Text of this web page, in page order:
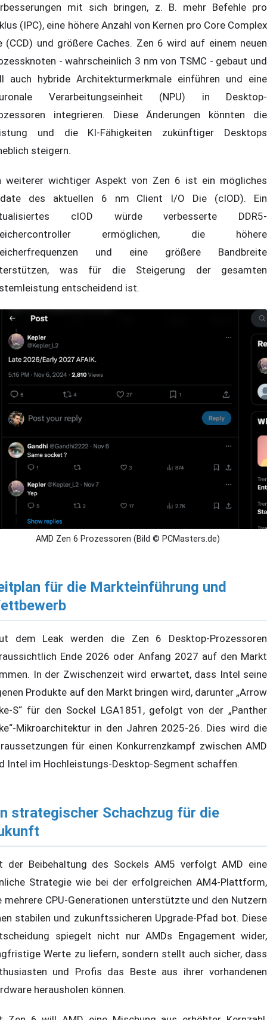
mit sich bringen, z. B. mehr Befehle pro
(IPC), eine höhere Anzahl von Kernen pro Core Complex
(CCD) und größere Caches. Zen 6 wird auf einem neuen
- wahrscheinlich 3 nm von TSMC - gebaut und
auch hybride Architekturmerkmale einführen und eine
Verarbeitungseinheit (NPU) in Desktop-
integrieren. Diese Änderungen könnten die
und die KI-Fähigkeiten zukünftiger Desktops
steigern.
weiterer wichtiger Aspekt von Zen 6 ist ein mögliches
des aktuellen 6 nm Client I/O Die (cIOD). Ein
cIOD würde verbesserte DDR5-
ermöglichen, die höhere
und eine größere Bandbreite
was für die Steigerung der gesamten
entscheidend ist.
AMD Zen 6 Prozessoren (Bild © PCMasters.de)
für die Markteinführung und
dem Leak werden die Zen 6 Desktop-Prozessoren
Ende 2026 oder Anfang 2027 auf den Markt
In der Zwischenzeit wird erwartet, dass Intel seine
Produkte auf den Markt bringen wird, darunter „Arrow
S“ für den Sockel LGA1851, gefolgt von der „Panther
Mikroarchitektur in den Jahren 2025-26. Dies wird die
für einen Konkurrenzkampf zwischen AMD
Intel im Hochleistungs-Desktop-Segment schaffen.
strategischer Schachzug für die
der Beibehaltung des Sockels AM5 verfolgt AMD eine
Strategie wie bei der erfolgreichen AM4-Plattform,
mehrere CPU-Generationen unterstützte und den Nutzern
stabilen und zukunftssicheren Upgrade-Pfad bot. Diese
spiegelt nicht nur AMDs Engagement wider,
Werte zu liefern, sondern stellt auch sicher, dass
und Profis das Beste aus ihrer vorhandenen
herausholen können.